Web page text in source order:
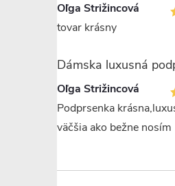
Oľga Strižincová
tovar krásny
Oľga Strižincová
Podprsenka
väčšia ako bežne nosím